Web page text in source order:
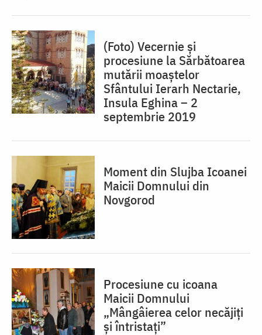
(Foto) Vecernie și
procesiune la Sărbătoarea
mutării moaștelor
Sfântului Ierarh Nectarie,
Insula Eghina – 2
septembrie 2019
Moment din Slujba Icoanei
Maicii Domnului din
Novgorod
Procesiune cu icoana
Maicii Domnului
„Mângâierea celor necăjiți
și întristați”